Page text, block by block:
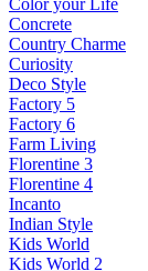
Color your Life
Concrete
Country Charme
Curiosity
Deco Style
Factory 5
Factory 6
Farm Living
Florentine 3
Florentine 4
Incanto
Indian Style
Kids World
Kids World 2